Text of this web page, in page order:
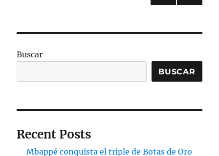
entradas
NA
Buscar
BUSCAR
Recent Posts
Mbappé conquista el triple de Botas de Oro